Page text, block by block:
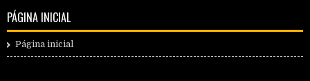
PÁGINA INICIAL
Página inicial